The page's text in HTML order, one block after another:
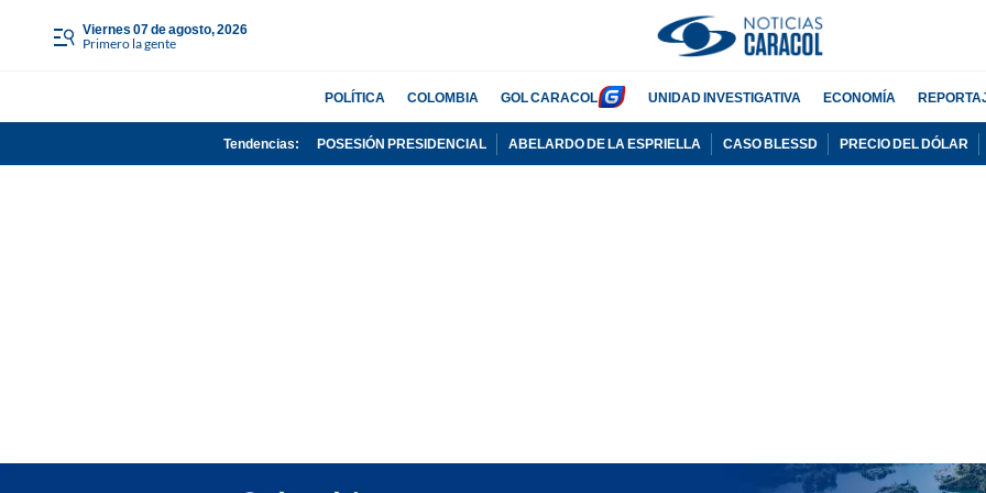
viernes 07 de agosto, 2026
Primero la gente
POLÍTICA COLOMBIA GOL CARACOL UNIDAD INVESTIGATIVA ECONOMÍA
Tendencias: POSESIÓN PRESIDENCIAL ABELARDO DE LA ESPRIELLA CASO BLESSD PRECIO DEL DÓLAR